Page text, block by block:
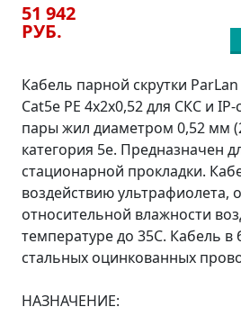
51 942
РУБ.
Кабель парной скрутки ParLan
Cat5e PE 4х2х0,52 для СКС и
пары жил диаметром 0,52 мм
категория 5e. Предназначен
стационарной прокладки.
воздействию ультрафиолета,
относительной влажности
температуре до 35С. Кабель в
стальных оцинкованных
НАЗНАЧЕНИЕ: